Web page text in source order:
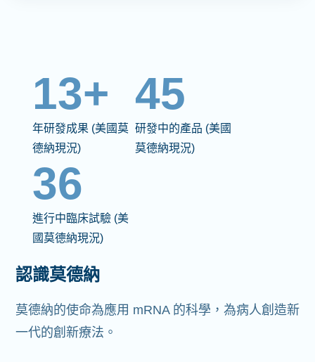
13+
年研發成果 (美國莫
德納現況)
45
研發中的產品 (美國
莫德納現況)
36
進行中臨床試驗 (美
國莫德納現況)
認識莫德納
莫德納的使命為應用 mRNA 的科學，為病人創造新
一代的創新療法。